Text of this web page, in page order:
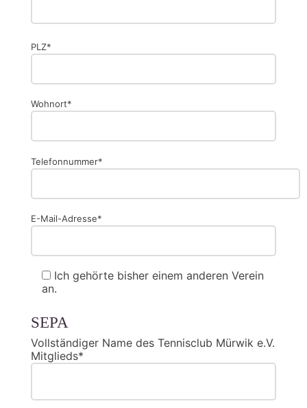
PLZ*
Wohnort*
Telefonnummer*
E-Mail-Adresse*
Ich gehörte bisher einem anderen Verein
an.
SEPA
Vollständiger Name des Tennisclub Mürwik e.V.
Mitglieds*